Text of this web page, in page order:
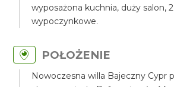
wyposażona kuchnia, duży salon,
wypoczynkowe.
POŁOŻENIE
Nowoczesna willa Bajeczny Cypr